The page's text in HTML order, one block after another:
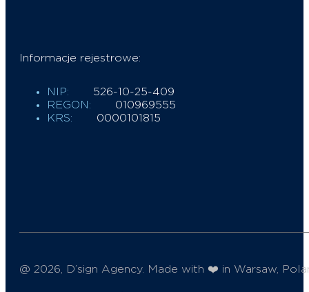
Informacje rejestrowe:
NIP:
526-10-25-409
REGON:
010969555
KRS:
0000101815
@ 2026, D’sign Agency. Made with ❤️ in Warsaw,